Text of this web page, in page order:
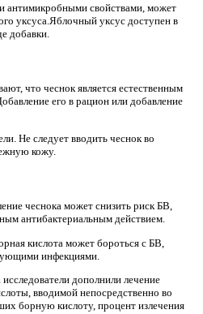
антимикробными свойствами, может
уксуса.Яблочный уксус доступен в
добавки.
что чеснок является естественным
его в рацион или добавление
Не следует вводить чеснок во
кожу.
чеснока может снизить риск БВ,
антибактериальным действием.
кислота может бороться с БВ,
инфекциями.
дополнили лечение
вводимой непосредственно во
борную кислоту, процент излечения